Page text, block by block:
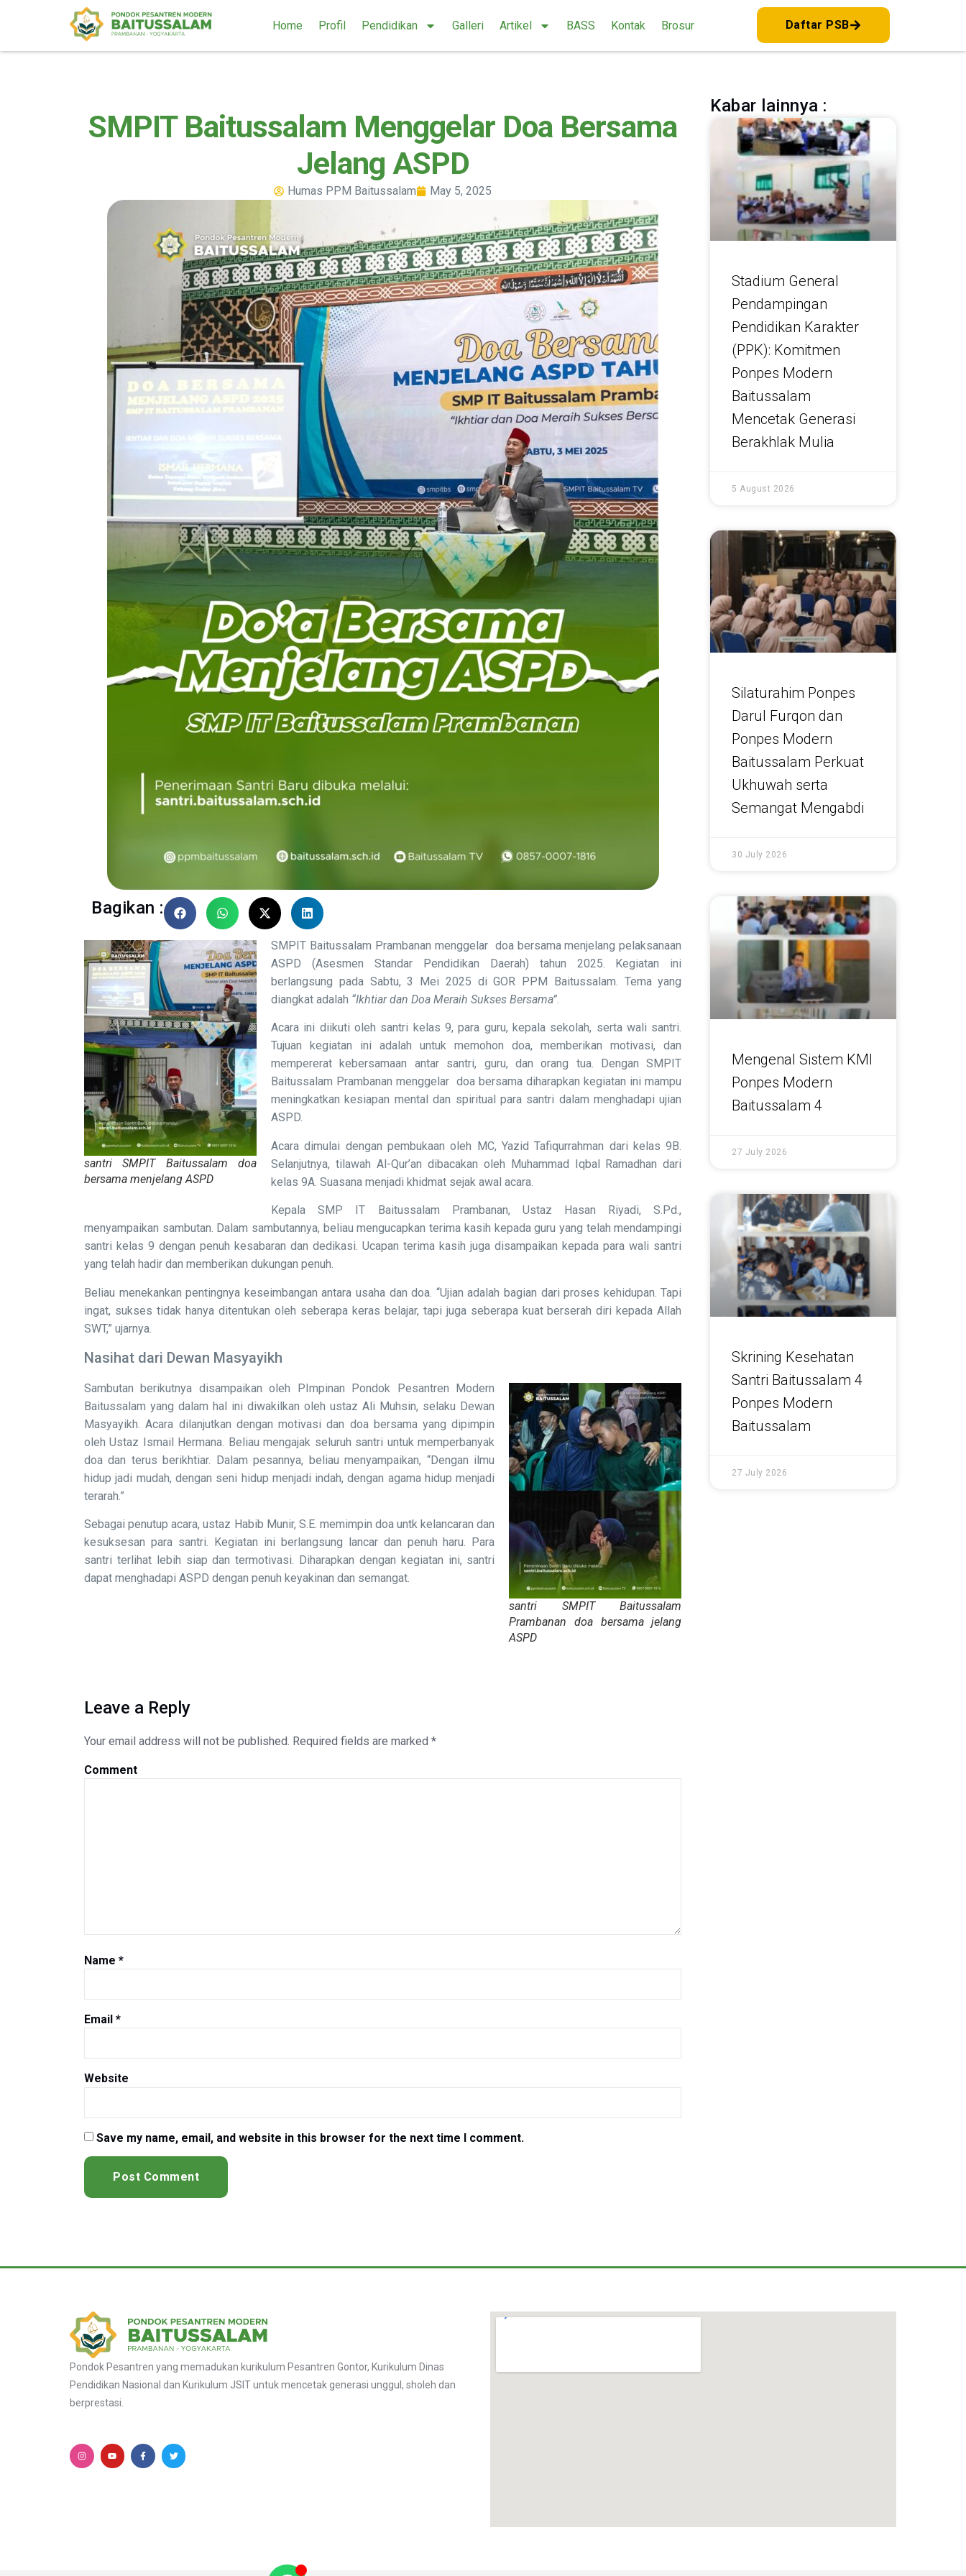
Home Profil Pendidikan Galleri Artikel BASS Kontak Brosur Daftar PSB
SMPIT Baitussalam Menggelar Doa Bersama
Jelang ASPD
Humas PPM Baitussalam May 5, 2025
Bagikan :
santri SMPIT Baitussalam doa
bersama menjelang ASPD
SMPIT Baitussalam Prambanan menggelar doa bersama menjelang pelaksanaan
ASPD (Asesmen Standar Pendidikan Daerah) tahun 2025. Kegiatan ini
berlangsung pada Sabtu, 3 Mei 2025 di GOR PPM Baitussalam. Tema yang
diangkat adalah “Ikhtiar dan Doa Meraih Sukses Bersama”.
Acara ini diikuti oleh santri kelas 9, para guru, kepala sekolah, serta wali santri.
Tujuan kegiatan ini adalah untuk memohon doa, memberikan motivasi, dan
mempererat kebersamaan antar santri, guru, dan orang tua. Dengan SMPIT
Baitussalam Prambanan menggelar doa bersama diharapkan kegiatan ini mampu
meningkatkan kesiapan mental dan spiritual para santri dalam menghadapi ujian
ASPD.
Acara dimulai dengan pembukaan oleh MC, Yazid Tafiqurrahman dari kelas 9B.
Selanjutnya, tilawah Al-Qur’an dibacakan oleh Muhammad Iqbal Ramadhan dari
kelas 9A. Suasana menjadi khidmat sejak awal acara.
Kepala SMP IT Baitussalam Prambanan, Ustaz Hasan Riyadi, S.Pd.,
menyampaikan sambutan. Dalam sambutannya, beliau mengucapkan terima kasih kepada guru yang telah mendampingi
santri kelas 9 dengan penuh kesabaran dan dedikasi. Ucapan terima kasih juga disampaikan kepada para wali santri
yang telah hadir dan memberikan dukungan penuh.
Beliau menekankan pentingnya keseimbangan antara usaha dan doa. “Ujian adalah bagian dari proses kehidupan. Tapi
ingat, sukses tidak hanya ditentukan oleh seberapa keras belajar, tapi juga seberapa kuat berserah diri kepada Allah
SWT,” ujarnya.
Nasihat dari Dewan Masyayikh
santri SMPIT Baitussalam
Prambanan doa bersama jelang
ASPD
Sambutan berikutnya disampaikan oleh PImpinan Pondok Pesantren Modern
Baitussalam yang dalam hal ini diwakilkan oleh ustaz Ali Muhsin, selaku Dewan
Masyayikh. Acara dilanjutkan dengan motivasi dan doa bersama yang dipimpin
oleh Ustaz Ismail Hermana. Beliau mengajak seluruh santri untuk memperbanyak
doa dan terus berikhtiar. Dalam pesannya, beliau menyampaikan, “Dengan ilmu
hidup jadi mudah, dengan seni hidup menjadi indah, dengan agama hidup menjadi
terarah.”
Sebagai penutup acara, ustaz Habib Munir, S.E. memimpin doa untk kelancaran dan
kesuksesan para santri. Kegiatan ini berlangsung lancar dan penuh haru. Para
santri terlihat lebih siap dan termotivasi. Diharapkan dengan kegiatan ini, santri
dapat menghadapi ASPD dengan penuh keyakinan dan semangat.
Leave a Reply
Your email address will not be published. Required fields are marked *
Comment
Name *
Email *
Website
Save my name, email, and website in this browser for the next time I comment.
Kabar lainnya :
Stadium General
Pendampingan
Pendidikan Karakter
(PPK): Komitmen
Ponpes Modern
Baitussalam
Mencetak Generasi
Berakhlak Mulia
5 August 2026
Silaturahim Ponpes
Darul Furqon dan
Ponpes Modern
Baitussalam Perkuat
Ukhuwah serta
Semangat Mengabdi
30 July 2026
Mengenal Sistem KMI
Ponpes Modern
Baitussalam 4
27 July 2026
Skrining Kesehatan
Santri Baitussalam 4
Ponpes Modern
Baitussalam
27 July 2026
Pondok Pesantren yang memadukan kurikulum Pesantren Gontor, Kurikulum Dinas
Pendidikan Nasional dan Kurikulum JSIT untuk mencetak generasi unggul, sholeh dan
berprestasi.